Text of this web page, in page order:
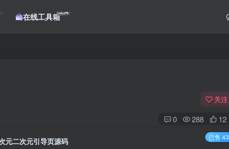
在线工具箱工具
关注
0 288 12
元二次元引导页源码 已售 43